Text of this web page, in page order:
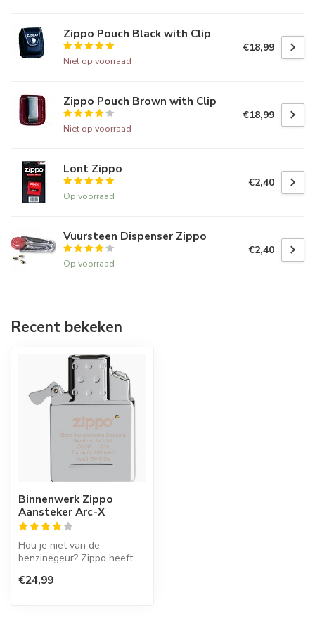
Zippo Pouch Black with Clip
Niet op voorraad
€18,99
Zippo Pouch Brown with Clip
Niet op voorraad
€18,99
Lont Zippo
Op voorraad
€2,40
Vuursteen Dispenser Zippo
Op voorraad
€2,40
Recent bekeken
Binnenwerk Zippo
Aansteker Arc-X
Hou je niet van de
benzinegeur? Zippo heeft
alleen een...
€24,99